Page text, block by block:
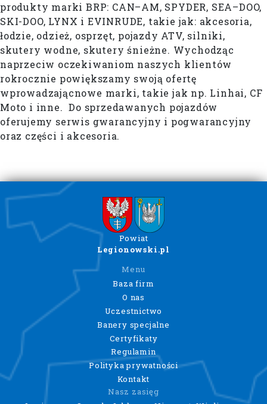
produkty marki BRP: CAN–AM, SPYDER, SEA–DOO,
SKI-DOO, LYNX i EVINRUDE, takie jak: akcesoria,
łodzie, odzież, osprzęt, pojazdy ATV, silniki,
skutery wodne, skutery śnieżne. Wychodząc
naprzeciw oczekiwaniom naszych klientów
rokrocznie powiększamy swoją ofertę
wprowadzającnowe marki, takie jak np. Linhai, CF
Moto i inne. Do sprzedawanych pojazdów
oferujemy serwis gwarancyjny i pogwarancyjny
oraz części i akcesoria.
Powiat
Legionowski.pl
Menu
Baza firm
O nas
Uczestnictwo
Banery specjalne
Certyfikaty
Regulamin
Polityka prywatności
Kontakt
Nasz zasięg